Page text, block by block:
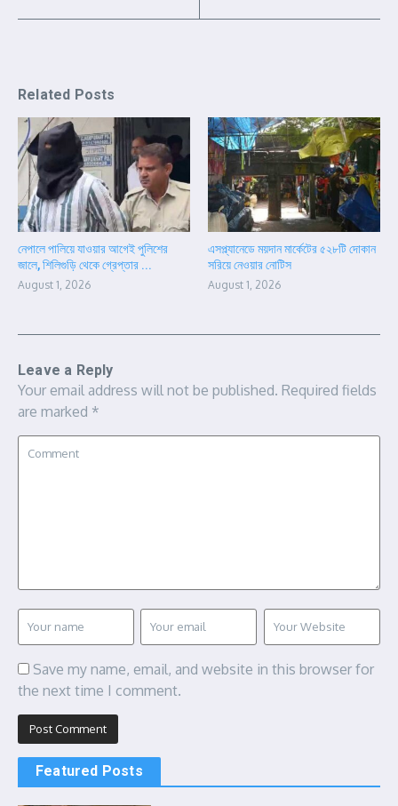
Related Posts
নেপালে পালিয়ে যাওয়ার আগেই পুলিশের
জালে, শিলিগুড়ি থেকে গ্রেপ্তার ...
August 1, 2026
এসপ্ল্যানেডে ময়দান মার্কেটের ৫২৮টি দোকান
সরিয়ে নেওয়ার নোটিস
August 1, 2026
Leave a Reply
Your email address will not be published. Required fields
are marked *
Save my name, email, and website in this browser for
the next time I comment.
Featured Posts